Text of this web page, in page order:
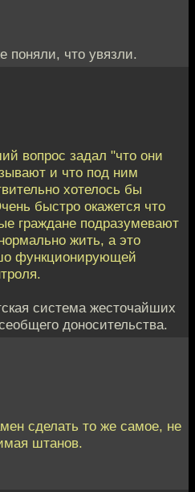
поняли, что увязли.
вопрос задал "что они
и что под ним
хотелось бы
быстро окажется что
граждане подразумевают
жить, а это
функционирующей
система жесточайших
доносительства.
сделать то же самое, не
штанов.